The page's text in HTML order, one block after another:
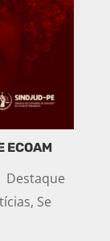
ECOAM
Destaque
, Se